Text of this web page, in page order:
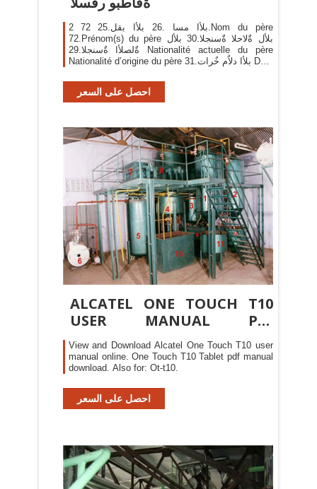
2 بلأا مسا .26 بلأا بقل.25 72.Nom du père
72.Prénom(s) du père بلأل ةٌلاحلا ةٌسنجلا.30 بلأل
ةٌلصلأا ةٌسنجلا.29 Nationalité actuelle du père
Nationalité d’origine du père بلأا دلاٌم خٌرات.31 Date
احصل على السعر
ALCATEL ONE TOUCH T10
USER MANUAL Pdf
Download.
View and Download Alcatel One Touch T10 user
manual online. One Touch T10 Tablet pdf manual
download. Also for: Ot-t10.
احصل على السعر